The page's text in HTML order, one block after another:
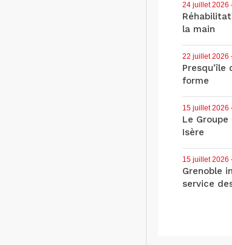
24 juillet 2026
la main
22 juillet 2026
Presqu'île
forme
15 juillet 2026
Le
Isère
15 juillet 2026
Grenoble
service